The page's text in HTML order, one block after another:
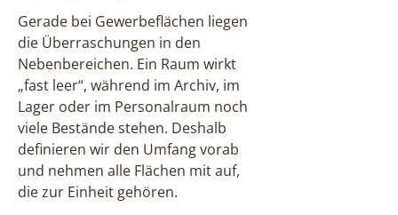
Gerade bei Gewerbeflächen liegen
die Überraschungen in den
Nebenbereichen. Ein Raum wirkt
„fast leer“, während im Archiv, im
Lager oder im Personalraum noch
viele Bestände stehen. Deshalb
definieren wir den Umfang vorab
und nehmen alle Flächen mit auf,
die zur Einheit gehören.